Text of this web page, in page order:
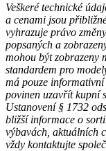
Veškeré technické
a cenami jsou
vyhrazuje právo
popsaných a
mohou být zobrazeny
standardem pro
má pouze
povinen uzavřít kupní
Ustanovení § 1732
bližší informace o
výbavách, aktuálních
vždy kontaktujte